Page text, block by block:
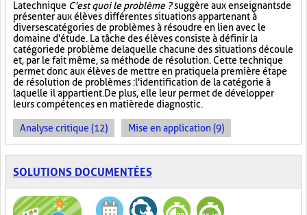
La technique C'est quoi le problème ?suggère aux enseignants de
présenter aux élèves différentes situations appartenant à
diverses catégories de problèmes à résoudre en lien avec le
domaine d'étude. La tâche des élèves consiste à définir la
catégorie de problème de laquelle chacune des situations découle
et, par le fait même, sa méthode de résolution. Cette technique
permet donc aux élèves de mettre en pratique la première étape
de résolution de problèmes : l'identification de la catégorie à
laquelle il appartient. De plus, elle leur permet de développer
leurs compétences en matière de diagnostic.
Analyse critique (12) Mise en application (9)
SOLUTIONS DOCUMENTÉES